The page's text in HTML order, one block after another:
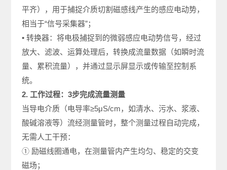
平齐），用于捕捉介质切割磁感线产生的感应电动势，
相当于“信号采集器”；
• 转换器：将电极捕捉到的微弱感应电动势信号，经过
放大、滤波、运算处理后，转换成流量数据（如瞬时流
量、累积流量），并通过显示屏显示或传输至控制系
统。
2. 工作过程：3步完成流量测量
当导电介质（电导率≥5μS/cm，如清水、污水、浆液、
酸碱溶液等）流经测量管时，整个测量过程自动完成，
无需人工干预：
① 励磁线圈通电，在测量管内产生均匀、稳定的交变
磁场；